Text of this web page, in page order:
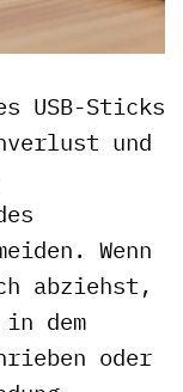
USB-Sticks
und
Wenn
abziehst,
dem
oder